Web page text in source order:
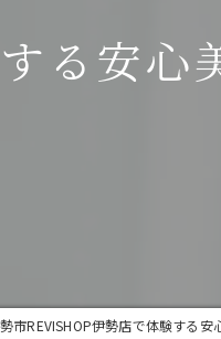
ー る安心
市REVISHOP伊勢店で体験する安